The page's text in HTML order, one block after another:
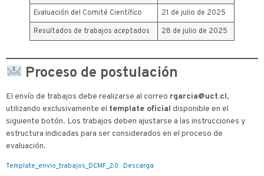
Evaluación del Comité Científico
21 de julio de 2025
Resultados de trabajos aceptados
28 de julio de 2025
Proceso de postulación
El envío de trabajos debe realizarse al correo rgarcia@uct.cl,
utilizando exclusivamente el template oficial disponible en el
siguiente botón. Los trabajos deben ajustarse a las instrucciones y
estructura indicadas para ser considerados en el proceso de
evaluación.
Template_envio_trabajos_DCMF_2.0 Descarga